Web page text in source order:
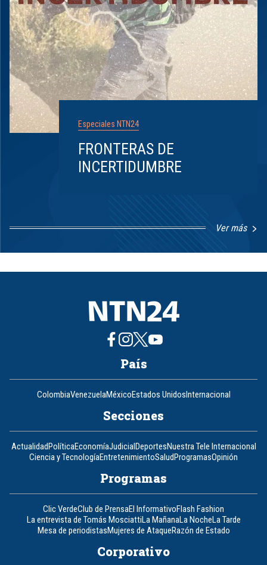
Especiales NTN24
FRONTERAS DE
INCERTIDUMBRE
Ver más
8
País
ColombiaVenezuelaMéxicoEstados UnidosInternacional
Secciones
ActualidadPolíticaEconomíaJudicialDeportesNuestra Tele Internacional
Ciencia y TecnologíaEntretenimientoSaludProgramasOpinión
Programas
Clic VerdeClub de PrensaEl InformativoFlash Fashion
La entrevista de Tomás MosciattiLa MañanaLa NocheLa Tarde
Mesa de periodistasMujeres de AtaqueRazón de Estado
Corporativo